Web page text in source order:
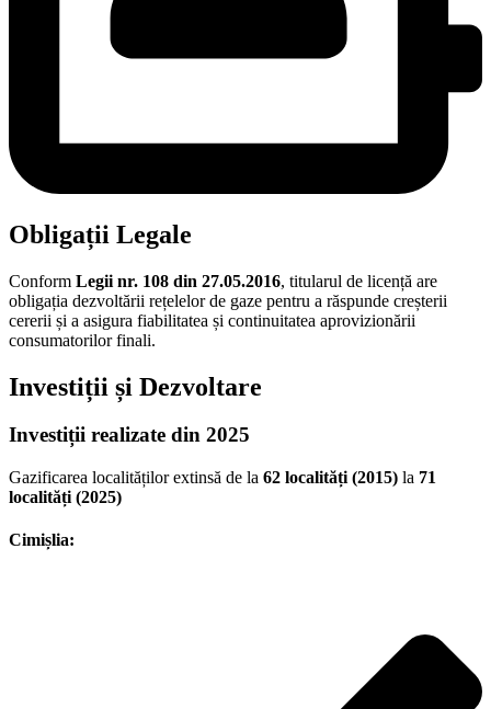
Obligații Legale
Conform Legii nr. 108 din 27.05.2016, titularul de licență are
obligația dezvoltării rețelelor de gaze pentru a răspunde creșterii
cererii și a asigura fiabilitatea și continuitatea aprovizionării
consumatorilor finali.
Investiții și Dezvoltare
Investiții realizate din 2025
Gazificarea localităților extinsă de la 62 localități (2015) la 71
localități (2025)
Cimișlia: